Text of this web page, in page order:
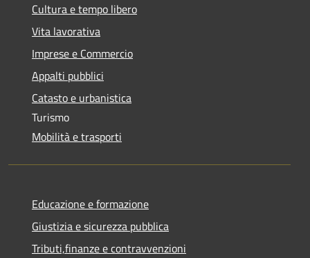
Cultura e tempo libero
Vita lavorativa
Imprese e Commercio
Appalti pubblici
Catasto e urbanistica
Turismo
Mobilità e trasporti
Educazione e formazione
Giustizia e sicurezza pubblica
Tributi,finanze e contravvenzioni